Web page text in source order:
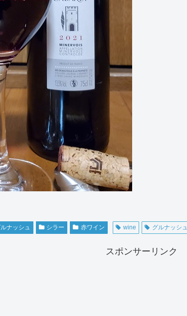
ナッシュ シラー 赤ワイン wine グルナッシュ
スポンサーリンク